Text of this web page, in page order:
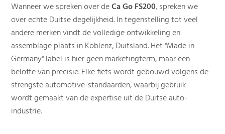
Wanneer we spreken over deCa Go FS200, spreken we
over echte Duitse degelijkheid. In tegenstelling tot veel
andere merken vindt de volledige ontwikkeling en
assemblage plaats in Koblenz, Duitsland. Het "Made in
Germany" label is hier geen marketingterm, maar een
belofte van precisie. Elke fiets wordt gebouwd volgens de
strengste automotive-standaarden, waarbij gebruik
wordt gemaakt van de expertise uit de Duitse auto-
industrie.